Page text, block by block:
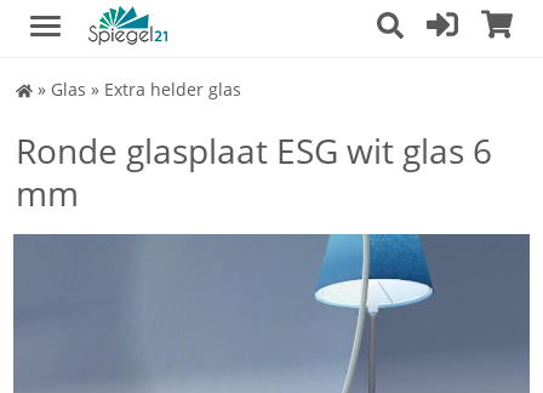
» Glas » Extra helder glas
Ronde glasplaat ESG wit glas 6
mm